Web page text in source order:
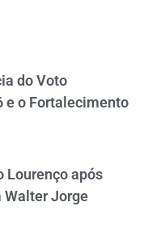
do Voto
e o Fortalecimento
Lourenço após
Walter Jorge